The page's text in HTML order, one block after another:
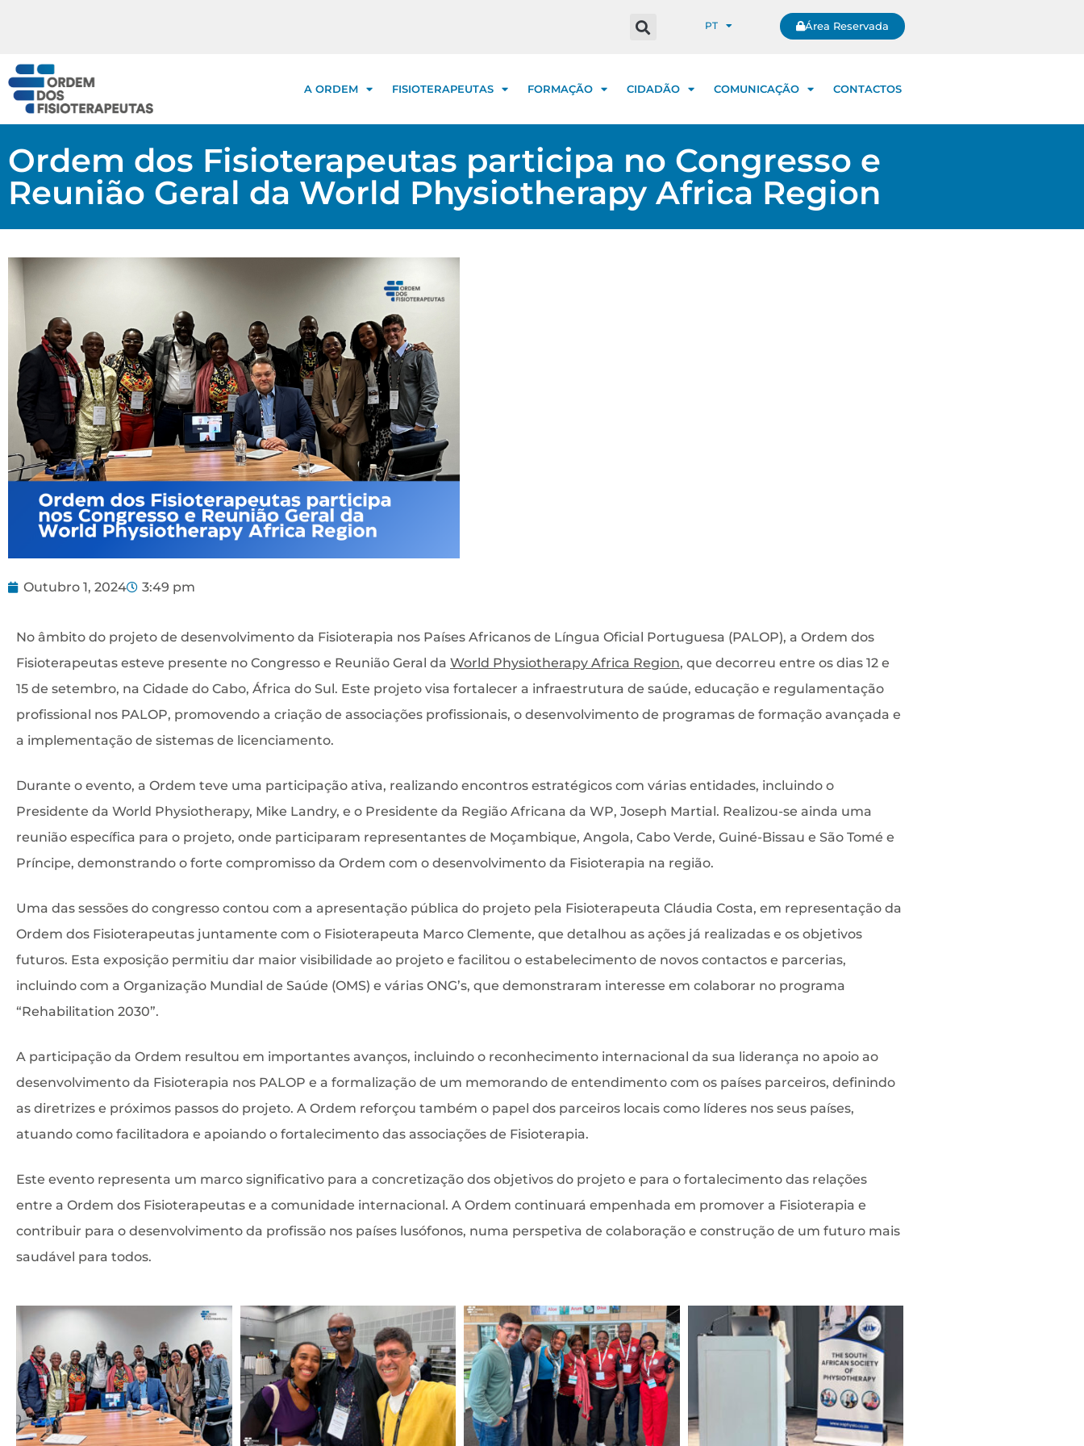
PT Área Reservada
A ORDEM FISIOTERAPEUTAS FORMAÇÃO CIDADÃO COMUNICAÇÃO CONTACTOS
Ordem dos Fisioterapeutas participa no Congresso e
Reunião Geral da World Physiotherapy Africa Region
Outubro 1, 2024 3:49 pm
No âmbito do projeto de desenvolvimento da Fisioterapia nos Países Africanos de Língua Oficial Portuguesa (PALOP), a Ordem dos
Fisioterapeutas esteve presente no Congresso e Reunião Geral da World Physiotherapy Africa Region, que decorreu entre os dias 12 e
15 de setembro, na Cidade do Cabo, África do Sul. Este projeto visa fortalecer a infraestrutura de saúde, educação e regulamentação
profissional nos PALOP, promovendo a criação de associações profissionais, o desenvolvimento de programas de formação avançada e
a implementação de sistemas de licenciamento.
Durante o evento, a Ordem teve uma participação ativa, realizando encontros estratégicos com várias entidades, incluindo o
Presidente da World Physiotherapy, Mike Landry, e o Presidente da Região Africana da WP, Joseph Martial. Realizou-se ainda uma
reunião específica para o projeto, onde participaram representantes de Moçambique, Angola, Cabo Verde, Guiné-Bissau e São Tomé e
Príncipe, demonstrando o forte compromisso da Ordem com o desenvolvimento da Fisioterapia na região.
Uma das sessões do congresso contou com a apresentação pública do projeto pela Fisioterapeuta Cláudia Costa, em representação da
Ordem dos Fisioterapeutas juntamente com o Fisioterapeuta Marco Clemente, que detalhou as ações já realizadas e os objetivos
futuros. Esta exposição permitiu dar maior visibilidade ao projeto e facilitou o estabelecimento de novos contactos e parcerias,
incluindo com a Organização Mundial de Saúde (OMS) e várias ONG’s, que demonstraram interesse em colaborar no programa
“Rehabilitation 2030”.
A participação da Ordem resultou em importantes avanços, incluindo o reconhecimento internacional da sua liderança no apoio ao
desenvolvimento da Fisioterapia nos PALOP e a formalização de um memorando de entendimento com os países parceiros, definindo
as diretrizes e próximos passos do projeto. A Ordem reforçou também o papel dos parceiros locais como líderes nos seus países,
atuando como facilitadora e apoiando o fortalecimento das associações de Fisioterapia.
Este evento representa um marco significativo para a concretização dos objetivos do projeto e para o fortalecimento das relações
entre a Ordem dos Fisioterapeutas e a comunidade internacional. A Ordem continuará empenhada em promover a Fisioterapia e
contribuir para o desenvolvimento da profissão nos países lusófonos, numa perspetiva de colaboração e construção de um futuro mais
saudável para todos.